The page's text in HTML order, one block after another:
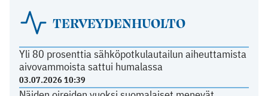
TERVEYDENHUOLTO
Yli 80 prosenttia sähköpotkulautailun aiheuttamista
aivovammoista sattui humalassa
03.07.2026 10:39